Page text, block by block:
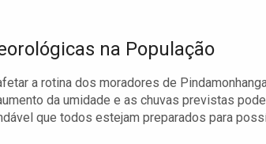
na População
a rotina dos moradores de
da umidade e as chuvas previstas
que todos estejam preparados para